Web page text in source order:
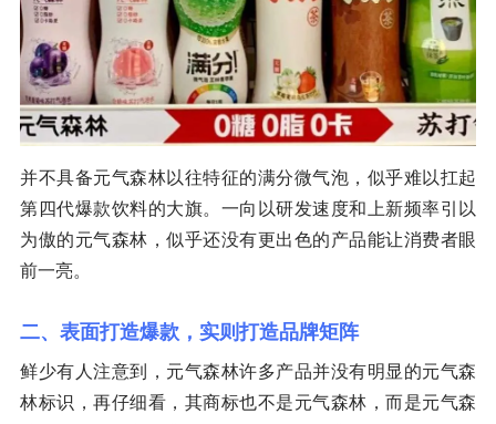
并不具备元气森林以往特征的满分微气泡，似乎难以扛起
第四代爆款饮料的大旗。一向以研发速度和上新频率引以
为傲的元气森林，似乎还没有更出色的产品能让消费者眼
前一亮。
二、表面打造爆款，实则打造品牌矩阵
鲜少有人注意到，元气森林许多产品并没有明显的元气森
林标识，再仔细看，其商标也不是元气森林，而是元气森